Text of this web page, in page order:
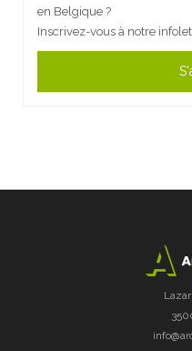
en Belgique ?
Inscrivez-vous à notre